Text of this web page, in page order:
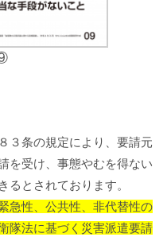
３条の規定により、要請元
を受け、事態やむを得ない
るとされております。
急性、公共性、非代替性の
隊法に基づく災害派遣要請